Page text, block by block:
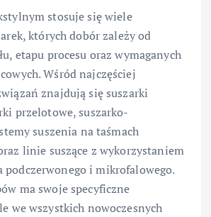
stosuje się wiele
których dobór zależy od
etapu procesu oraz wymaganych
Wśród najczęściej
znajdują się suszarki
przelotowe, suszarko-
suszenia na taśmach
linie suszące z wykorzystaniem
i mikrofalowego.
ma swoje specyficzne
we wszystkich nowoczesnych